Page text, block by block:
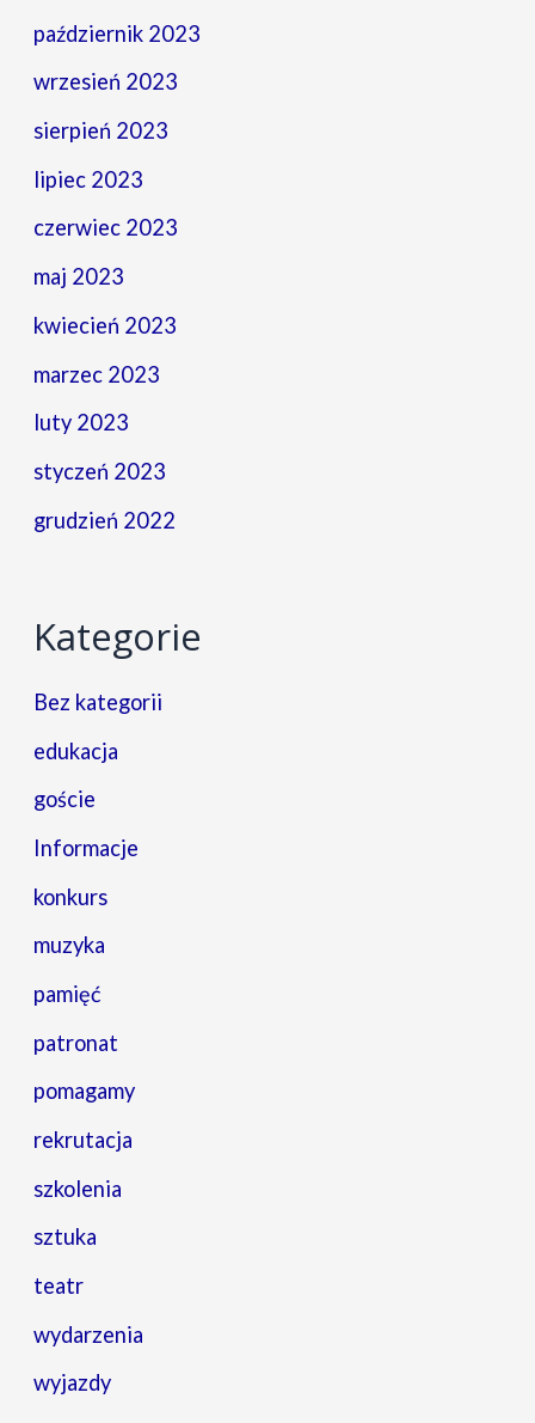
październik 2023
wrzesień 2023
sierpień 2023
lipiec 2023
czerwiec 2023
maj 2023
kwiecień 2023
marzec 2023
luty 2023
styczeń 2023
grudzień 2022
Kategorie
Bez kategorii
edukacja
goście
Informacje
konkurs
muzyka
pamięć
patronat
pomagamy
rekrutacja
szkolenia
sztuka
teatr
wydarzenia
wyjazdy